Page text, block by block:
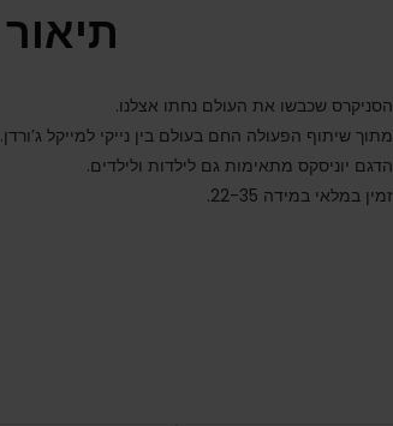
תיאור
הסניקרס שכבשו את העולם נחתו אצלנו.
מתוך שיתוף הפעולה החם בעולם בין נייקי למייקל ג’ורדן.
הדגם יוניסקס מתאימות גם לילדות ולילדים.
זמין במלאי במידה 22-35.